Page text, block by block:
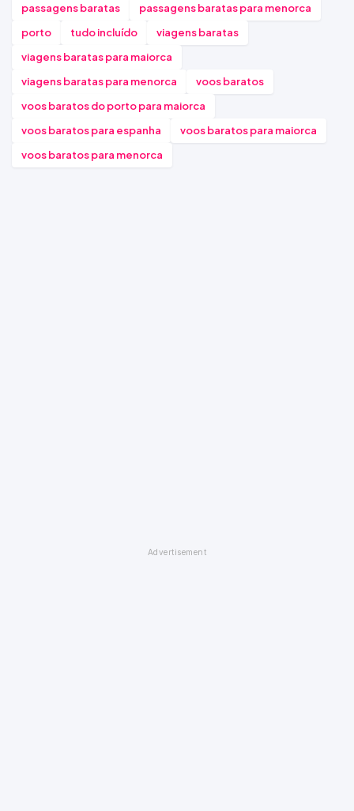
passagens baratas
passagens baratas para menorca
porto
tudo incluído
viagens baratas
viagens baratas para maiorca
viagens baratas para menorca
voos baratos
voos baratos do porto para maiorca
voos baratos para espanha
voos baratos para maiorca
voos baratos para menorca